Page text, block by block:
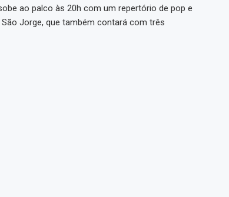
ao palco às 20h com um repertório de pop e
Jorge, que também contará com três